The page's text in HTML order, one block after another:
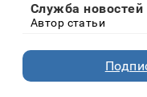
Служба новостей
Автор статьи